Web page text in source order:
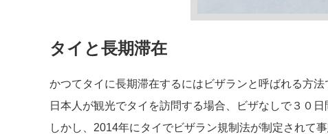
タイと長期滞在
かつてタイに長期滞在するにはビザランと呼ばれる方
日本人が観光でタイを訪問する場合、ビザなしで３０
しかし、2014年にタイでビザラン規制法が制定されて事